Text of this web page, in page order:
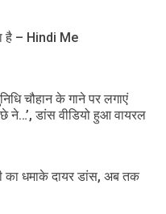
है – Hindi Me
चौहान के गाने पर लगाएं
ने…’, डांस वीडियो हुआ वायरल
का धमाके दायर डांस, अब तक